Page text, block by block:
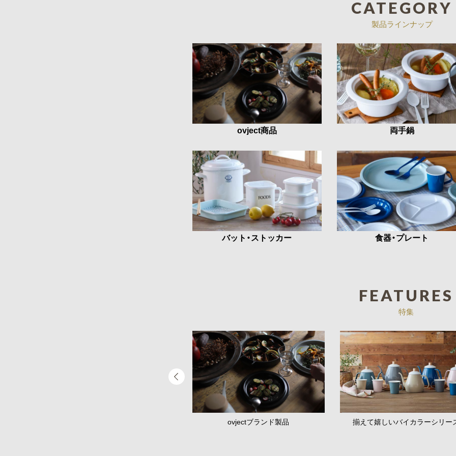
CATEGORY
製品ラインナップ
ovject商品 両手鍋
バット・ストッカー 食器・プレート
FEATURES
特集
ovjectブランド製品 揃えて嬉しいバイカラーシリー